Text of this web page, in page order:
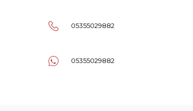
05355029882
05355029882